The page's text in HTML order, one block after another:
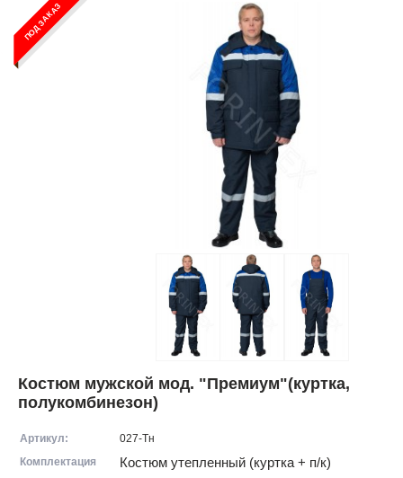
ПОД ЗАКАЗ
Костюм мужской мод. "Премиум"(куртка,
полукомбинезон)
Артикул:
027-Тн
Комплектация
Костюм утепленный (куртка + п/к)